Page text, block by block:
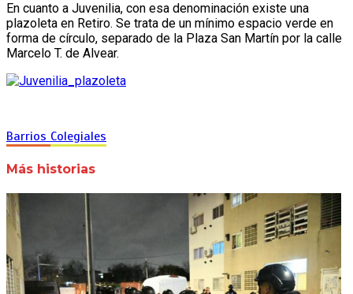
En cuanto a Juvenilia, con esa denominación existe una
plazoleta en Retiro. Se trata de un mínimo espacio verde en
forma de círculo, separado de la Plaza San Martín por la calle
Marcelo T. de Alvear.
Barrios Colegiales
Más historias